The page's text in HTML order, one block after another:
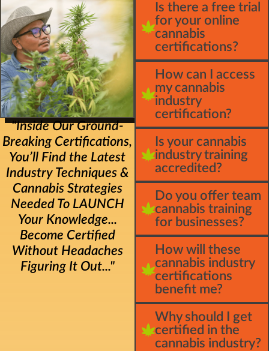
Is there a free trial
for your online
cannabis
certifications?
How can I access
my cannabis
industry
certification?
Is your cannabis
industry training
accredited?
Do you offer team
cannabis training
for businesses?
How will these
cannabis industry
certifications
benefit me?
Why should I get
certified in the
cannabis industry?
"Inside Our Ground-
Breaking Certifications,
You’ll Find the Latest
Industry Techniques &
Cannabis Strategies
Needed To LAUNCH
Your Knowledge...
Become Certified
Without Headaches
Figuring It Out..."